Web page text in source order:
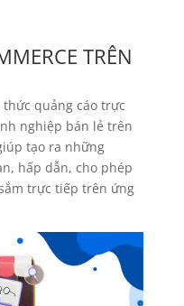
TRÊN
quảng cáo trực
nghiệp bán lẻ trên
tạo ra những
hấp dẫn, cho phép
trực tiếp trên ứng